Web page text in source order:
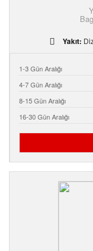
Yakıt:
1-3 Gün Aralığı
4-7 Gün Aralığı
8-15 Gün Aralığı
16-30 Gün Aralığı